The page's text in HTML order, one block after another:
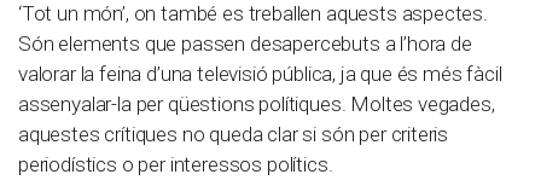
‘Tot un món’, on també es treballen aquests aspectes.
Són elements que passen desapercebuts a l’hora de
valorar la feina d’una televisió pública, ja que és més fàcil
assenyalar-la per qüestions polítiques. Moltes vegades,
aquestes crítiques no queda clar si són per criteris
periodístics o per interessos polítics.